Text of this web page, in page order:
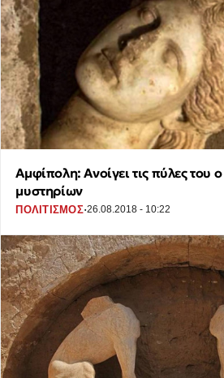
Αμφίπολη: Ανοίγει τις πύλες του
μυστηρίων
ΠΟΛΙΤΙΣΜΟΣ·26.08.2018 - 10:22